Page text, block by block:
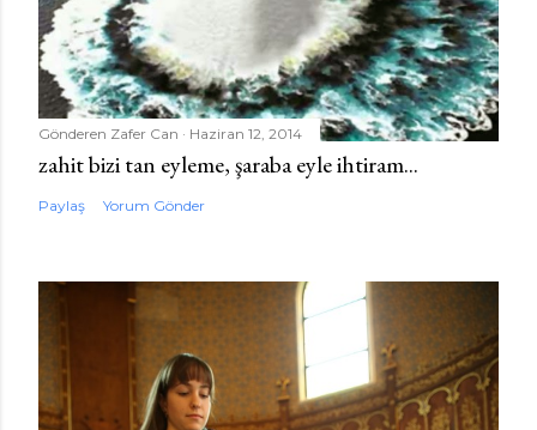
Gönderen Zafer Can Haziran 12, 2014
zahit bizi tan eyleme, şaraba eyle ihtiram...
Paylaş Yorum Gönder